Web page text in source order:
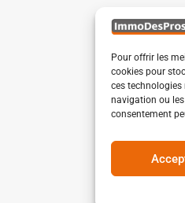
Pour offrir les
cookies pour
ces technologies
navigation ou les
consentement